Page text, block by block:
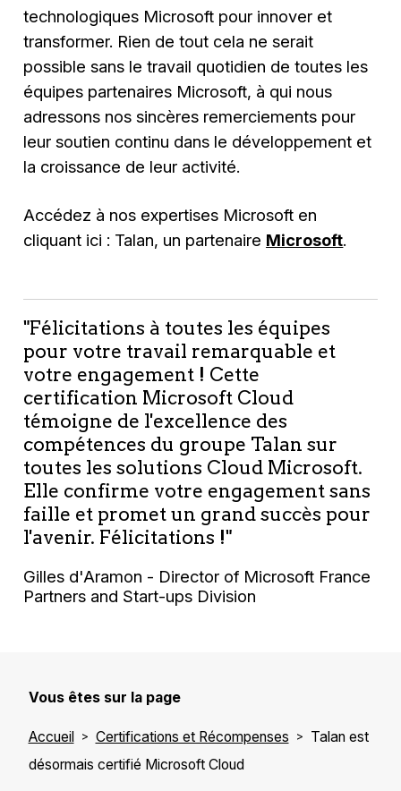
technologiques Microsoft pour innover et
transformer. Rien de tout cela ne serait
possible sans le travail quotidien de toutes les
équipes partenaires Microsoft, à qui nous
adressons nos sincères remerciements pour
leur soutien continu dans le développement et
la croissance de leur activité.
Accédez à nos expertises Microsoft en
cliquant ici : Talan, un partenaire Microsoft.
"Félicitations à toutes les équipes
pour votre travail remarquable et
votre engagement ! Cette
certification Microsoft Cloud
témoigne de l'excellence des
compétences du groupe Talan sur
toutes les solutions Cloud Microsoft.
Elle confirme votre engagement sans
faille et promet un grand succès pour
l'avenir. Félicitations !"
Gilles d'Aramon - Director of Microsoft France
Partners and Start-ups Division
Vous êtes sur la page
Accueil Certifications et Récompenses
Talan est
désormais certifié Microsoft Cloud